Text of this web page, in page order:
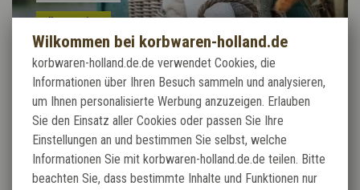
Wilkommen bei korbwaren-holland.de
korbwaren-holland.de.de verwendet Cookies, die
Informationen über Ihren Besuch sammeln und analysieren,
um Ihnen personalisierte Werbung anzuzeigen. Erlauben
Sie den Einsatz aller Cookies oder passen Sie Ihre
Einstellungen an und bestimmen Sie selbst, welche
Informationen Sie mit korbwaren-holland.de.de teilen. Bitte
beachten Sie, dass bestimmte Inhalte und Funktionen nur